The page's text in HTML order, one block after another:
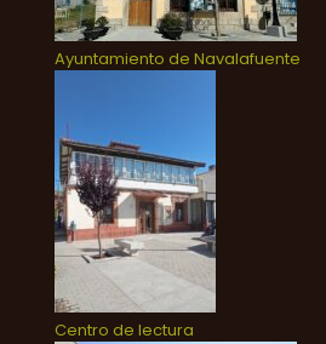
Ayuntamiento de Navalafuente
Centro de lectura